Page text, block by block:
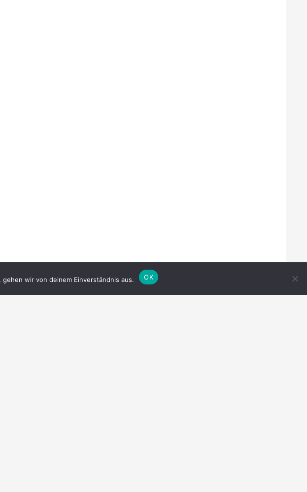
wir von deinem Einverständnis aus. OK